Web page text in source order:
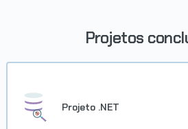
Projetos
Projeto .NET